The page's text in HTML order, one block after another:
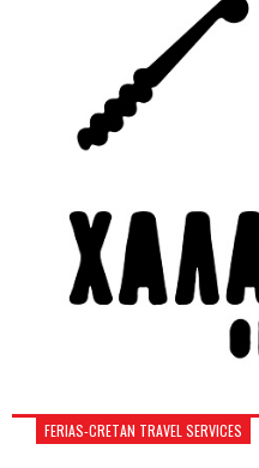
FERIAS-CRETAN TRAVEL SERVICES